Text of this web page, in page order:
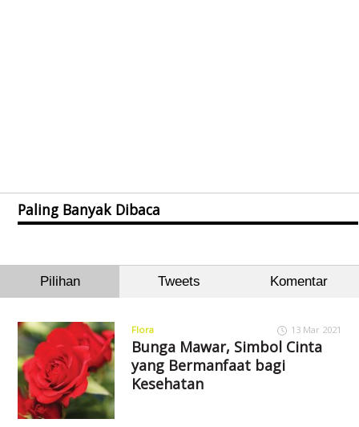
Paling Banyak Dibaca
Pilihan Tweets Komentar
Flora 13 Mar 2021
Bunga Mawar, Simbol Cinta
yang Bermanfaat bagi
Kesehatan